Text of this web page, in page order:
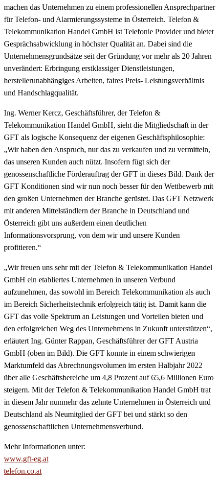
machen das Unternehmen zu einem professionellen Ansprechpartner
für Telefon- und Alarmierungssysteme in Österreich. Telefon &
Telekommunikation Handel GmbH ist Telefonie Provider und bietet
Gesprächsabwicklung in höchster Qualität an. Dabei sind die
Unternehmensgrundsätze seit der Gründung vor mehr als 20 Jahren
unverändert: Erbringung erstklassiger Dienstleistungen,
herstellerunabhängiges Arbeiten, faires Preis- Leistungsverhältnis
und Handschlagqualität.
Ing. Werner Kercz, Geschäftsführer, der Telefon &
Telekommunikation Handel GmbH, sieht die Mitgliedschaft in der
GFT als logische Konsequenz der eigenen Geschäftsphilosophie:
„Wir haben den Anspruch, nur das zu verkaufen und zu vermitteln,
das unseren Kunden auch nützt. Insofern fügt sich der
genossenschaftliche Förderauftrag der GFT in dieses Bild. Dank der
GFT Konditionen sind wir nun noch besser für den Wettbewerb mit
den großen Unternehmen der Branche gerüstet. Das GFT Netzwerk
mit anderen Mittelständlern der Branche in Deutschland und
Österreich gibt uns außerdem einen deutlichen
Informationsvorsprung, von dem wir und unsere Kunden
profitieren.“
„Wir freuen uns sehr mit der Telefon & Telekommunikation Handel
GmbH ein etabliertes Unternehmen in unseren Verbund
aufzunehmen, das sowohl im Bereich Telekommunikation als auch
im Bereich Sicherheitstechnik erfolgreich tätig ist. Damit kann die
GFT das volle Spektrum an Leistungen und Vorteilen bieten und
den erfolgreichen Weg des Unternehmens in Zukunft unterstützen“,
erläutert Ing. Günter Rappan, Geschäftsführer der GFT Austria
GmbH (oben im Bild). Die GFT konnte in einem schwierigen
Marktumfeld das Abrechnungsvolumen im ersten Halbjahr 2022
über alle Geschäftsbereiche um 4,8 Prozent auf 65,6 Millionen Euro
steigern. Mit der Telefon & Telekommunikation Handel GmbH trat
in diesem Jahr nunmehr das zehnte Unternehmen in Österreich und
Deutschland als Neumitglied der GFT bei und stärkt so den
genossenschaftlichen Unternehmensverbund.
Mehr Informationen unter:
www.gft-eg.at
telefon.co.at